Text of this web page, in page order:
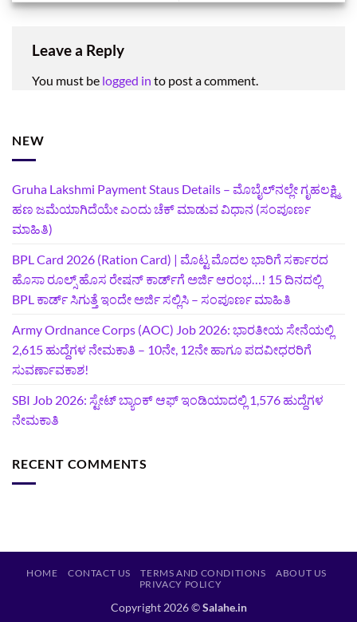
Leave a Reply
You must be logged in to post a comment.
NEW
Gruha Lakshmi Payment Staus Details – ಮೊಬೈಲ್‌ನಲ್ಲೇ ಗೃಹಲಕ್ಷ್ಮಿ
ಹಣ ಜಮೆಯಾಗಿದೆಯೇ ಎಂದು ಚೆಕ್ ಮಾಡುವ ವಿಧಾನ (ಸಂಪೂರ್ಣ
ಮಾಹಿತಿ)
BPL Card 2026 (Ration Card) | ಮೊಟ್ಟ ಮೊದಲ ಭಾರಿಗೆ ಸರ್ಕಾರದ
ಹೊಸಾ ರೂಲ್ಸ್ ಹೊಸ ರೇಷನ್ ಕಾರ್ಡ್‌ಗೆ ಅರ್ಜಿ ಆರಂಭ…! 15 ದಿನದಲ್ಲಿ
BPL ಕಾರ್ಡ್ ಸಿಗುತ್ತೆ ಇಂದೇ ಅರ್ಜಿ ಸಲ್ಲಿಸಿ – ಸಂಪೂರ್ಣ ಮಾಹಿತಿ
Army Ordnance Corps (AOC) Job 2026: ಭಾರತೀಯ ಸೇನೆಯಲ್ಲಿ
2,615 ಹುದ್ದೆಗಳ ನೇಮಕಾತಿ – 10ನೇ, 12ನೇ ಹಾಗೂ ಪದವೀಧರರಿಗೆ
ಸುವರ್ಣಾವಕಾಶ!
SBI Job 2026: ಸ್ಟೇಟ್ ಬ್ಯಾಂಕ್ ಆಫ್ ಇಂಡಿಯಾದಲ್ಲಿ 1,576 ಹುದ್ದೆಗಳ
ನೇಮಕಾತಿ
RECENT COMMENTS
HOME CONTACT US TERMS AND CONDITIONS
ABOUT US
PRIVACY POLICY
Copyright 2026 ©Salahe.in